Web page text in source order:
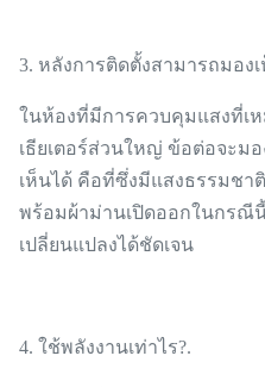
3. หลังการติดตั้งสามารถมอง
ในห้องที่มีการควบคุมแสงที่เ
เธียเตอร์ส่วนใหญ่ ข้อต่อจะม
เห็นได้ คือที่ซึ่งมีแสงธรรมช
พร้อมผ้าม่านเปิดออกในกรณี
เปลี่ยนแปลงได้ชัดเจน
4. ใช้พลังงานเท่าไร?.